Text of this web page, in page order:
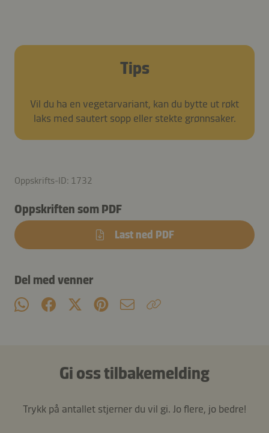
Tips
Vil du ha en vegetarvariant, kan du bytte ut røkt
laks med sautert sopp eller stekte grønnsaker.
Oppskrifts-ID: 1732
Oppskriften som PDF
Last ned PDF
Del med venner
Gi oss tilbakemelding
Trykk på antallet stjerner du vil gi. Jo flere, jo bedre!